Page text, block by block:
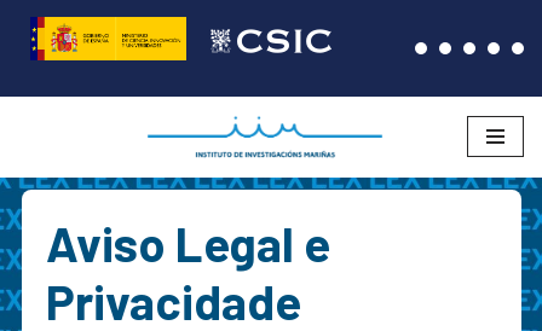
Saltar
ao
Aviso Legal e
Privacidade